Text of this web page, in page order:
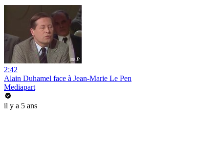
2:42
Alain Duhamel face à Jean-Marie Le Pen
Mediapart
il y a 5 ans